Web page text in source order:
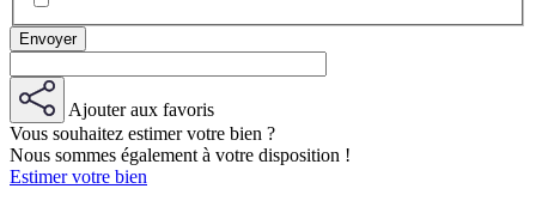
Ajouter aux favoris
Vous souhaitez estimer votre bien ?
Nous sommes également à votre disposition !
Estimer votre bien